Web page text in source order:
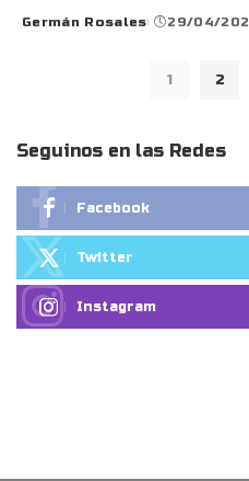
Posted
Germán Rosales 29/04/
1 2
Seguinos en las Redes
Facebook
Twitter
Instagram